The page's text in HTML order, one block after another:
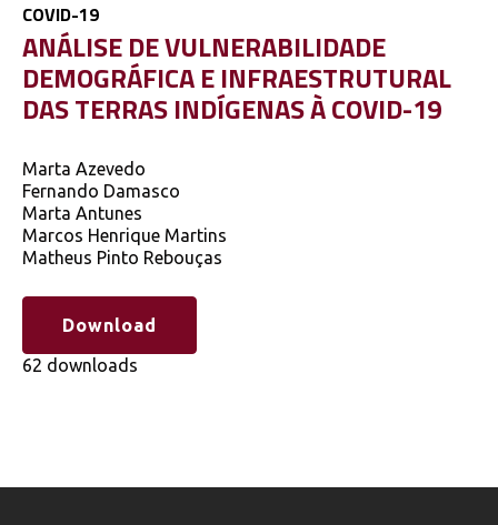
COVID-19
ANÁLISE DE VULNERABILIDADE
DEMOGRÁFICA E INFRAESTRUTURAL
DAS TERRAS INDÍGENAS À COVID-19
Marta Azevedo
Fernando Damasco
Marta Antunes
Marcos Henrique Martins
Matheus Pinto Rebouças
Download
62 downloads